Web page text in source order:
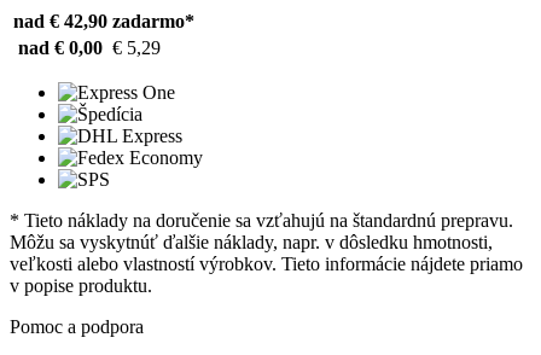
nad € 42,90 zadarmo*
nad € 0,00 € 5,29
* Tieto náklady na doručenie sa vzťahujú na štandardnú prepravu.
Môžu sa vyskytnúť ďalšie náklady, napr. v dôsledku hmotnosti,
veľkosti alebo vlastností výrobkov. Tieto informácie nájdete priamo
v popise produktu.
Pomoc a podpora